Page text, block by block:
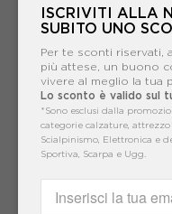
BLACK
-30%
ISCRIVITI ALLA
SUBITO UNO
Per te sconti riservati,
più attese, un buono
vivere al meglio la tua
Lo sconto è valido sul
*Sono esclusi dalla
categorie calzature, attrezzo
Scialpinismo, Elettronica e
Sportiva, Scarpa e Ugg.